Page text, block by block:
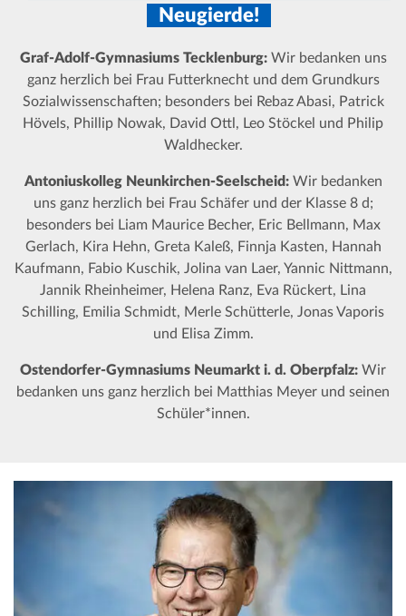
Neugierde!
Graf-Adolf-Gymnasiums Tecklenburg: Wir bedanken uns
ganz herzlich bei Frau Futterknecht und dem Grundkurs
Sozialwissenschaften; besonders bei Rebaz Abasi, Patrick
Hövels, Phillip Nowak, David Ottl, Leo Stöckel und Philip
Waldhecker.
Antoniuskolleg Neunkirchen-Seelscheid: Wir bedanken
uns ganz herzlich bei Frau Schäfer und der Klasse 8 d;
besonders bei Liam Maurice Becher, Eric Bellmann, Max
Gerlach, Kira Hehn, Greta Kaleß, Finnja Kasten, Hannah
Kaufmann, Fabio Kuschik, Jolina van Laer, Yannic Nittmann,
Jannik Rheinheimer, Helena Ranz, Eva Rückert, Lina
Schilling, Emilia Schmidt, Merle Schütterle, Jonas Vaporis
und Elisa Zimm.
Ostendorfer-Gymnasiums Neumarkt i. d. Oberpfalz: Wir
bedanken uns ganz herzlich bei Matthias Meyer und seinen
Schüler*innen.